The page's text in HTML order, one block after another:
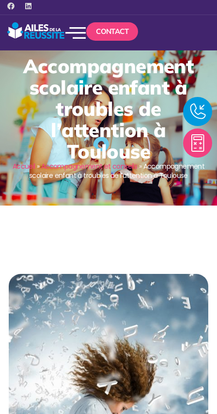
CONTACT
Accompagnement
scolaire enfant à
troubles de
l’attention à
Toulouse
Accueil »Accompagnement et conseils»Accompagnement
scolaire enfant à troubles de l’attention à Toulouse